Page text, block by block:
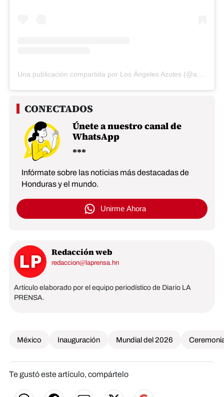
Únete a nuestro canal de
WhatsApp
Infórmate sobre las noticias más destacadas de
Honduras y el mundo.
Unirme Ahora
Redacción web
redaccion@laprensa.hn
Artículo elaborado por el equipo periodístico de Diario LA
PRENSA.
México Inauguración Mundial del 2026
Te gustó este artículo, compártelo